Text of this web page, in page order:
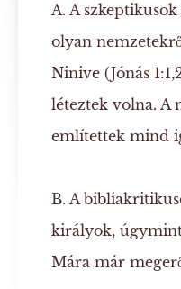
A. A
olyan
Ninive (Jónás
léteztek volna. A
említettek mind
B. A
királyok, úgymint
Mára már